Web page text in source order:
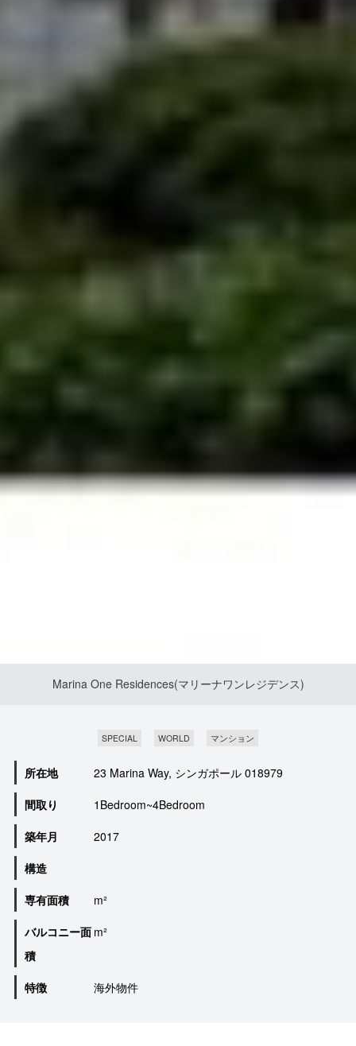
Marina One Residences(マリーナワンレジデンス)
SPECIAL WORLD マンション
所在地
23 Marina Way, シンガポール 018979
間取り
1Bedroom~4Bedroom
築年月
2017
構造
専有面積
m²
バルコニー面
積
m²
特徴 海外物件